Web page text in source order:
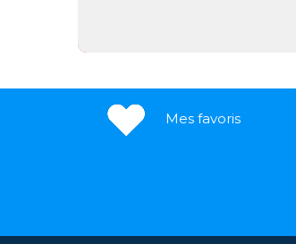
Mes favoris